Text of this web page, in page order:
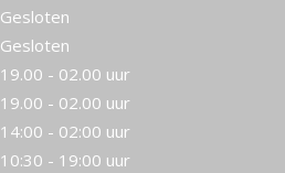
Gesloten
Gesloten
19.00 - 02.00 uur
19.00 - 02.00 uur
14:00 - 02:00 uur
10:30 - 19:00 uur